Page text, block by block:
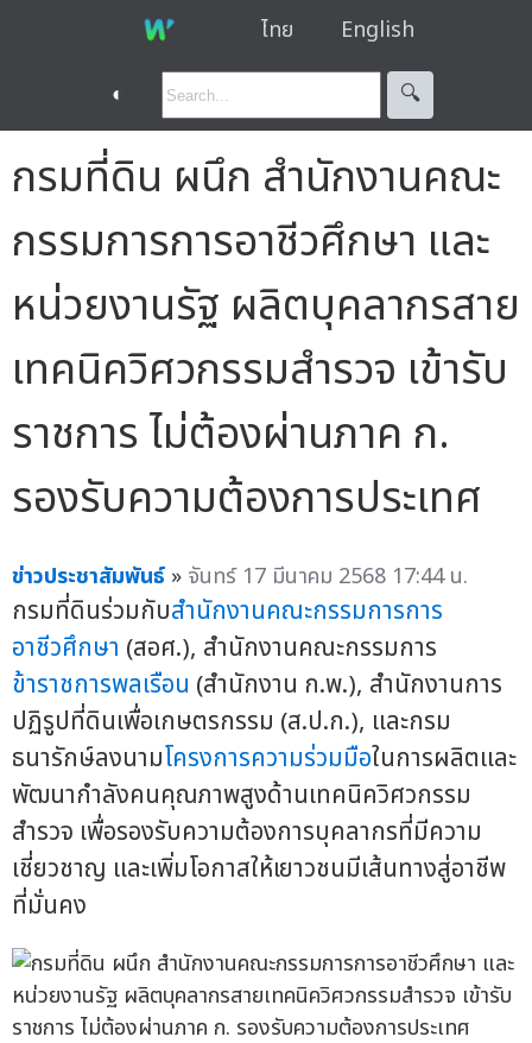
ไทย English
◐ 🔍︎
กรมที่ดิน ผนึก สำนักงานคณะ
กรรมการการอาชีวศึกษา และ
หน่วยงานรัฐ ผลิตบุคลากรสาย
เทคนิควิศวกรรมสำรวจ เข้ารับ
ราชการ ไม่ต้องผ่านภาค ก.
รองรับความต้องการประเทศ
ข่าวประชาสัมพันธ์ » จันทร์ 17 มีนาคม 2568 17:44 น.
กรมที่ดินร่วมกับสำนักงานคณะกรรมการการ
อาชีวศึกษา (สอศ.), สำนักงานคณะกรรมการ
ข้าราชการพลเรือน (สำนักงาน ก.พ.), สำนักงานการ
ปฏิรูปที่ดินเพื่อเกษตรกรรม (ส.ป.ก.), และกรม
ธนารักษ์ลงนามโครงการความร่วมมือในการผลิตและ
พัฒนากำลังคนคุณภาพสูงด้านเทคนิควิศวกรรม
สำรวจ เพื่อรองรับความต้องการบุคลากรที่มีความ
เชี่ยวชาญ และเพิ่มโอกาสให้เยาวชนมีเส้นทางสู่อาชีพ
ที่มั่นคง